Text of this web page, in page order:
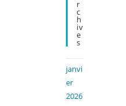
R
C
H
Iv
E
S
janvi
er
2026